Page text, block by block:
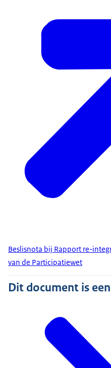
Beslisnota bij Rapport re-
van de Participatiewet
Dit document is